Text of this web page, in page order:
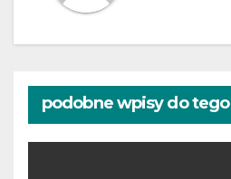
podobne wpisy do tego